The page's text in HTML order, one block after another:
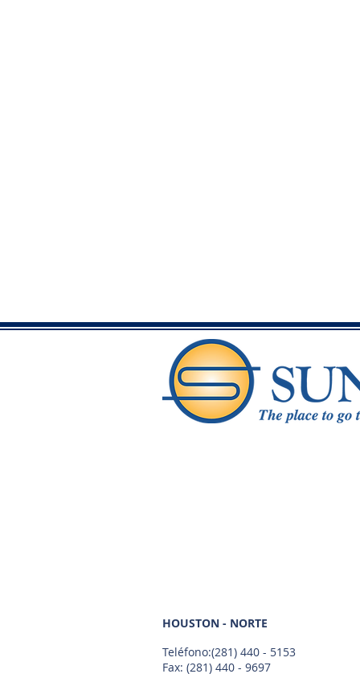
HOUSTON - NORTE
Teléfono:(281) 440 - 5153
Fax: (281) 440 - 9697